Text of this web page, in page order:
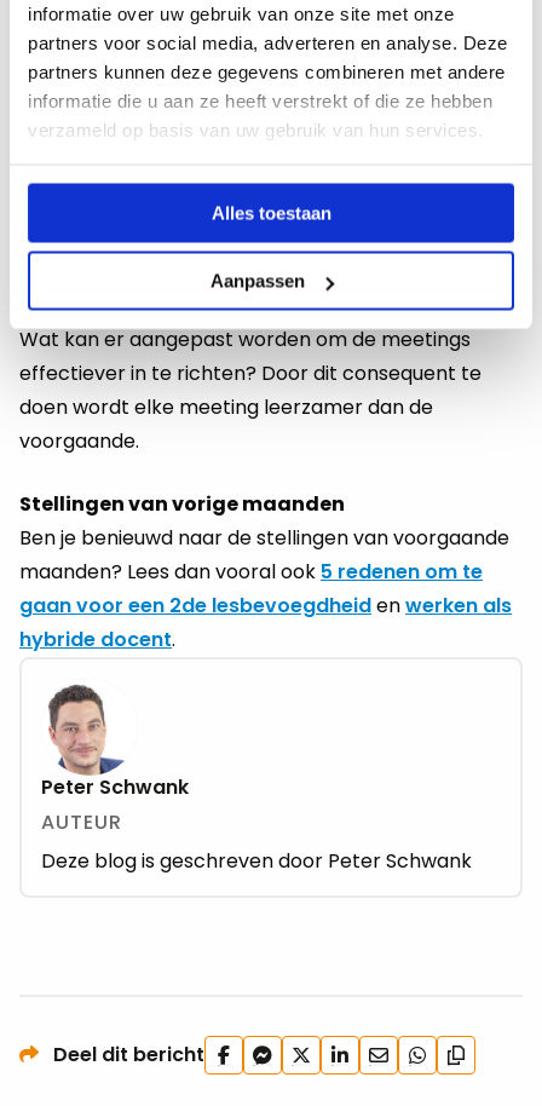
informatie over uw gebruik van onze site met onze
partners voor social media, adverteren en analyse. Deze
partners kunnen deze gegevens combineren met andere
informatie die u aan ze heeft verstrekt of die ze hebben
verzameld op basis van uw gebruik van hun services.
Alles toestaan
Aanpassen
welke kennis en ervaring er binnen de groep is. Zo
ontstaat er een goed beeld over wat de jullie van
elkaar kunnen leren.
– Inventariseer daarnaast naar wel kennis behoefte
ze hun studenten beter kunnen laten participeren in
de klas? Dan is dit een logische eerste keus om op te
focussen tijdens de volgende meeting.
– Evalueer elke meeting. Is het leerzaam geweest?
Wat kan er aangepast worden om de meetings
effectiever in te richten? Door dit consequent te
doen wordt elke meeting leerzamer dan de
voorgaande.
Stellingen van vorige maanden
Ben je benieuwd naar de stellingen van voorgaande
maanden? Lees dan vooral ook 5 redenen om te
gaan voor een 2de lesbevoegdheidenwerken als
hybride docent.
Peter Schwank
AUTEUR
Deze blog is geschreven door Peter Schwank
Deel dit berichtDeel
op
Deel
via
Deel
op
Deel
op
Deel
via
Deel
via
Kopieer
url